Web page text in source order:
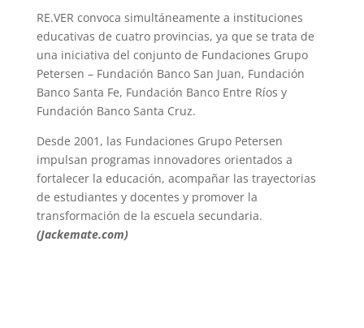
RE.VER convoca simultáneamente a instituciones
educativas de cuatro provincias, ya que se trata de
una iniciativa del conjunto de Fundaciones Grupo
Petersen – Fundación Banco San Juan, Fundación
Banco Santa Fe, Fundación Banco Entre Ríos y
Fundación Banco Santa Cruz.
Desde 2001, las Fundaciones Grupo Petersen
impulsan programas innovadores orientados a
fortalecer la educación, acompañar las trayectorias
de estudiantes y docentes y promover la
transformación de la escuela secundaria.
(Jackemate.com)